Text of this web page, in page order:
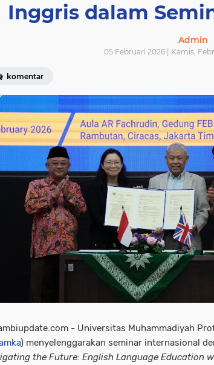
Inggris dalam
Admin
05 Februari 2026 | Kamis,
komentar
- Universitas Muhammadiyah
) menyelenggarakan seminar internasional
the Future: English Language Education